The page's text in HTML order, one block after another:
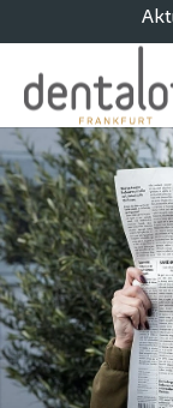
Zum Hauptinhalt